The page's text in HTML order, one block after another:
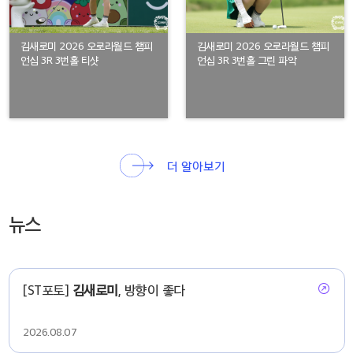
김새로미 2026 오로라월드 챔피
언십 3R 3번홀 티샷
김새로미 2026 오로라월드 챔피
언십 3R 3번홀 그린 파악
더 알아보기
뉴스
[ST포토] 김새로미 , 방향이 좋다
2026.08.07